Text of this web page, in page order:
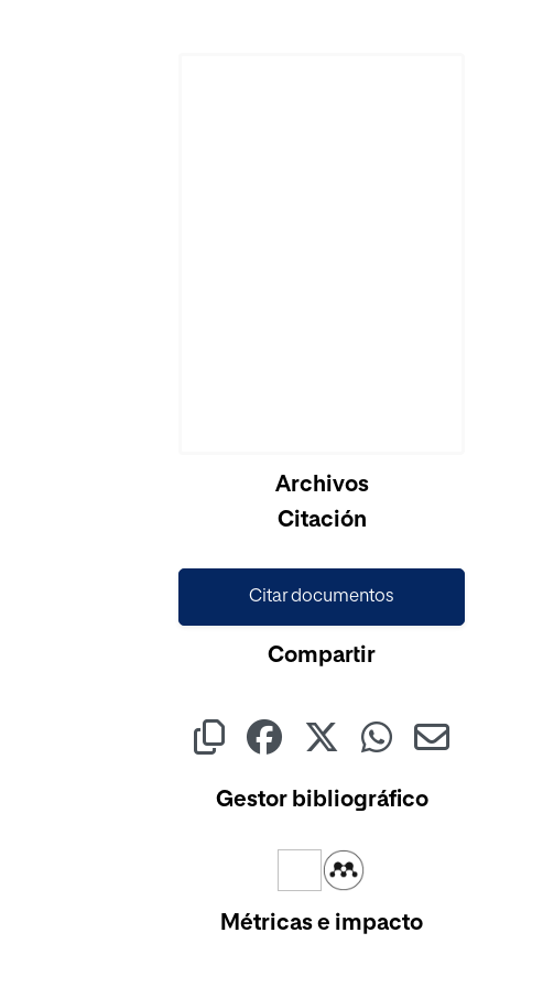
Archivos
Citación
Citar documentos
Compartir
Gestor bibliográfico
Métricas e impacto